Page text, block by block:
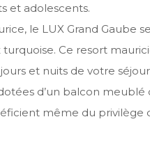
et adolescents.
le LUX Grand Gaube
Ce resort
et nuits de votre
d’un balcon meublé
même du privilège